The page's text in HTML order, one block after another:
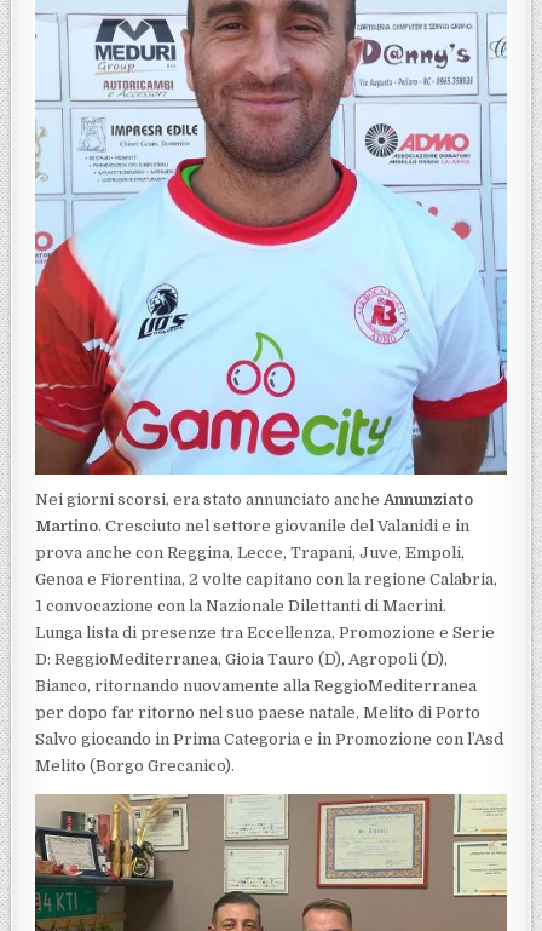
Nei giorni scorsi, era stato annunciato anche Annunziato
Martino. Cresciuto nel settore giovanile del Valanidi e in
prova anche con Reggina, Lecce, Trapani, Juve, Empoli,
Genoa e Fiorentina, 2 volte capitano con la regione Calabria,
1 convocazione con la Nazionale Dilettanti di Macrini.
Lunga lista di presenze tra Eccellenza, Promozione e Serie
D: ReggioMediterranea, Gioia Tauro (D), Agropoli (D),
Bianco, ritornando nuovamente alla ReggioMediterranea
per dopo far ritorno nel suo paese natale, Melito di Porto
Salvo giocando in Prima Categoria e in Promozione con l’Asd
Melito (Borgo Grecanico).